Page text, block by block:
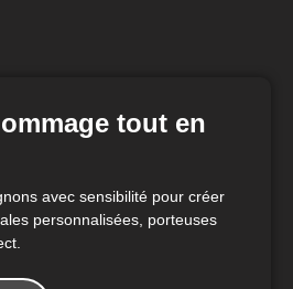
tout en
avec sensibilité pour créer
personnalisées, porteuses